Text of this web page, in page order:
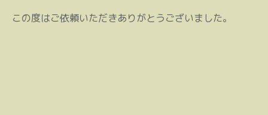
この度はご依頼いただきありがとうございました。